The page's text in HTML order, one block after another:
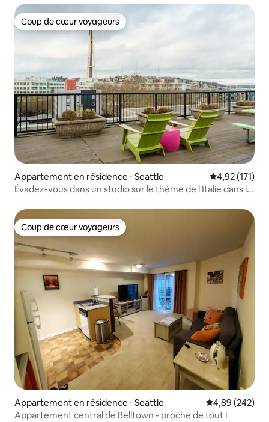
Coup de cœur voyageurs
Coup de cœur voyageurs
Appartement en résidence ⋅ Seattle Évaluation
4,92 (171)
Évadez-vous dans un studio sur le thème de l'Italie dans le
Coup de cœur voyageurs
Coup de cœur voyageurs
Appartement en résidence ⋅ Seattle Évaluation
4,89 (242)
Appartement central de Belltown - proche de tout !